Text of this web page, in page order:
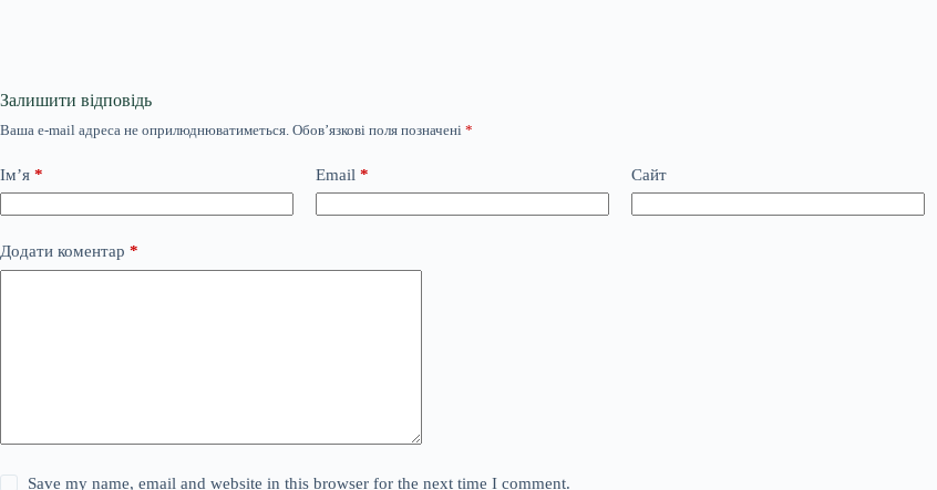
Залишити відповідь
Ваша e-mail адреса не оприлюднюватиметься. Обов’язкові поля позначені *
Ім’я * Email * Сайт
Додати коментар *
Save my name, email and website in this browser for the next time I comment.